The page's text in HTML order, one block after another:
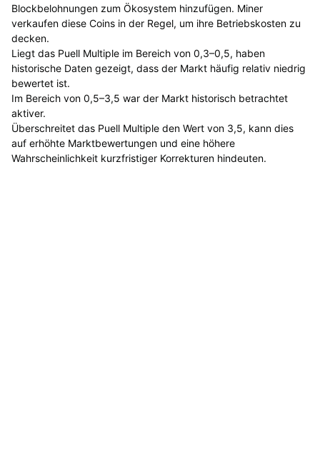
Blockbelohnungen zum Ökosystem hinzufügen. Miner
verkaufen diese Coins in der Regel, um ihre Betriebskosten zu
decken.
Liegt das Puell Multiple im Bereich von 0,3–0,5, haben
historische Daten gezeigt, dass der Markt häufig relativ niedrig
bewertet ist.
Im Bereich von 0,5–3,5 war der Markt historisch betrachtet
aktiver.
Überschreitet das Puell Multiple den Wert von 3,5, kann dies
auf erhöhte Marktbewertungen und eine höhere
Wahrscheinlichkeit kurzfristiger Korrekturen hindeuten.